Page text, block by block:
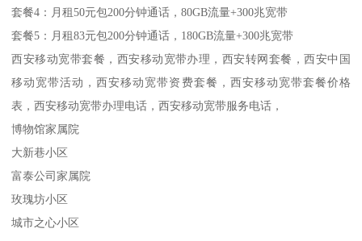
套餐4：月租50元包200分钟通话，80GB流量+300兆宽带
套餐5：月租83元包200分钟通话，180GB流量+300兆宽带
西安移动宽带套餐，西安移动宽带办理，西安转网套餐，西安中国
移动宽带活动，西安移动宽带资费套餐，西安移动宽带套餐价格
表，西安移动宽带办理电话，西安移动宽带服务电话，
博物馆家属院
大新巷小区
富泰公司家属院
玫瑰坊小区
城市之心小区